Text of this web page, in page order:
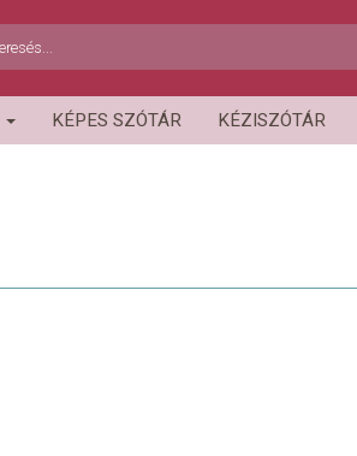
KÉPES SZÓTÁR KÉZISZÓTÁR